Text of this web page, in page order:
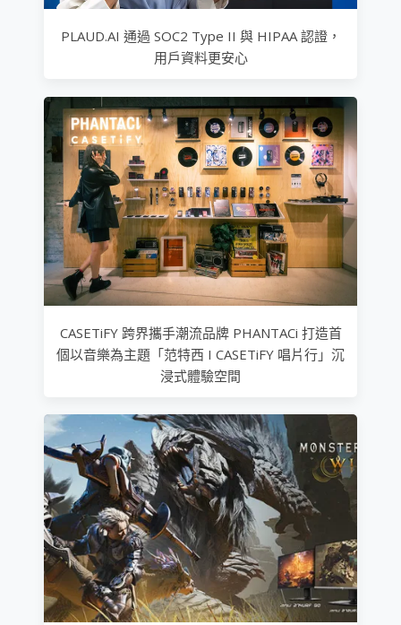
PLAUD.AI 通過 SOC2 Type II 與 HIPAA 認證，
用戶資料更安心
CASETiFY 跨界攜手潮流品牌 PHANTACi 打造首
個以音樂為主題「范特西 I CASETiFY 唱片行」沉
浸式體驗空間